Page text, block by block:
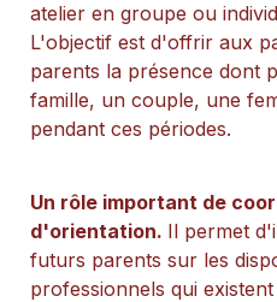
atelier en groupe ou
L'objectif est d'offrir aux
parents la présence dont
famille, un couple, une
pendant ces périodes.
Un rôle important de
d'orientation. Il permet
futurs parents sur les
professionnels qui